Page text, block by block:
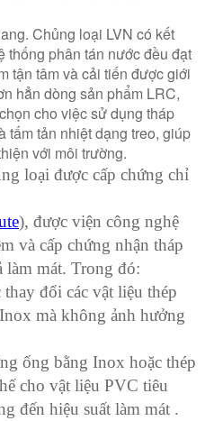
Chủng loại LVN có kết
thống phân tán nước đều đạt
tận tâm và cải tiến được giới
hẳn dòng sản phẩm LRC,
cho việc sử dụng tháp
tấm tản nhiệt dạng treo, giúp
với môi trường.
loại được cấp chứng chỉ
), được viện công nghệ
và cấp chứng nhận tháp
làm mát. Trong đó:
đổi các vật liệu thép
mà không ảnh hưởng
ống bằng Inox hoặc thép
cho vật liệu PVC tiêu
đến hiệu suất làm mát .